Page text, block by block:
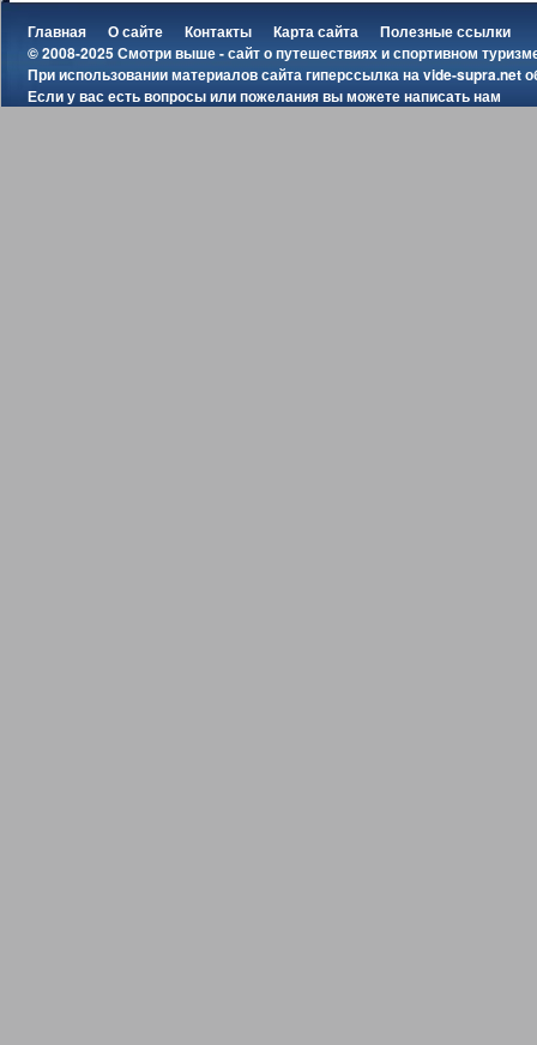
Главная О сайте Контакты Карта сайта
Полезные ссылки
© 2008-2025 Смотри выше - сайт о путешествиях и спортивном
При использовании материалов сайта гиперссылка наvide-supra.net
Если у вас есть вопросы или пожелания вы можетенаписать нам